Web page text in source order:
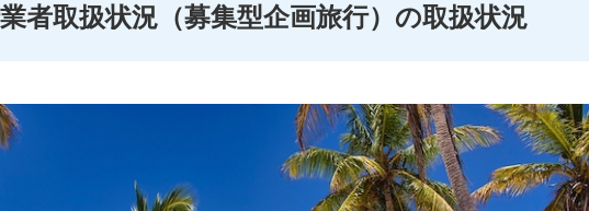
業者取扱状況（募集型企画旅行）の取扱状況